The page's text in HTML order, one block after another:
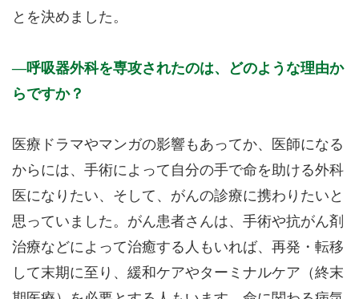
とを決めました。
呼吸器外科を専攻されたのは、どのような理由か
らですか？
医療ドラマやマンガの影響もあってか、医師になる
からには、手術によって自分の手で命を助ける外科
医になりたい、そして、がんの診療に携わりたいと
思っていました。がん患者さんは、手術や抗がん剤
治療などによって治癒する人もいれば、再発・転移
して末期に至り、緩和ケアやターミナルケア（終末